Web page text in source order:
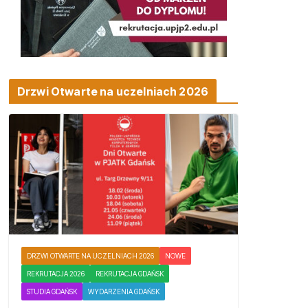
Drzwi Otwarte na uczelniach 2026
DRZWI OTWARTE NA UCZELNIACH 2026 NOWE
REKRUTACJA 2026 REKRUTACJA GDAŃSK
STUDIA GDAŃSK WYDARZENIA GDAŃSK